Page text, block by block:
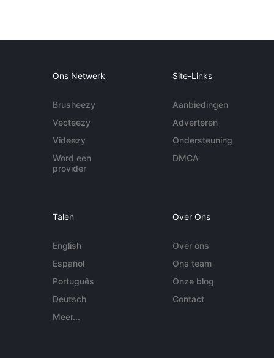
Ons Netwerk
Brusheezy
Vecteezy
Videezy
Word een
provider
Site-Links
Aanbiedingen
Adverteren
Ondersteuning
DMCA
Talen
English
Español
Português
Deutsch
Meer...
Over Ons
Over ons
Ons team
Onze blog
Contact